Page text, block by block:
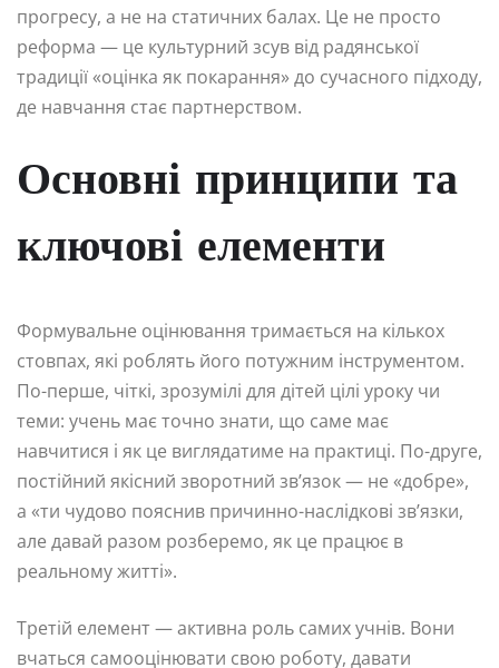
прогресу, а не на статичних балах. Це не просто
реформа — це культурний зсув від радянської
традиції «оцінка як покарання» до сучасного підходу,
де навчання стає партнерством.
Основні принципи та
ключові елементи
Формувальне оцінювання тримається на кількох
стовпах, які роблять його потужним інструментом.
По-перше, чіткі, зрозумілі для дітей цілі уроку чи
теми: учень має точно знати, що саме має
навчитися і як це виглядатиме на практиці. По-друге,
постійний якісний зворотний зв’язок — не «добре»,
а «ти чудово пояснив причинно-наслідкові зв’язки,
але давай разом розберемо, як це працює в
реальному житті».
Третій елемент — активна роль самих учнів. Вони
вчаться самооцінювати свою роботу, давати